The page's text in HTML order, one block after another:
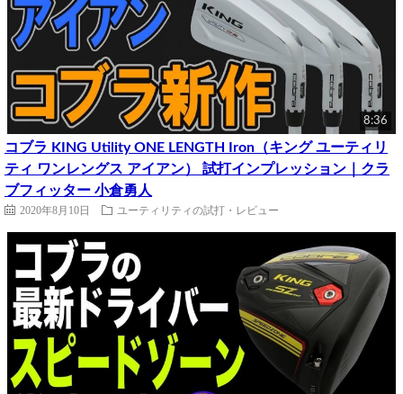
8:36
コブラ KING Utility ONE LENGTH Iron（キング ユーティリ
ティ ワンレングス アイアン） 試打インプレッション｜クラ
ブフィッター 小倉勇人
2020年8月10日 ユーティリティの試打・レビュー